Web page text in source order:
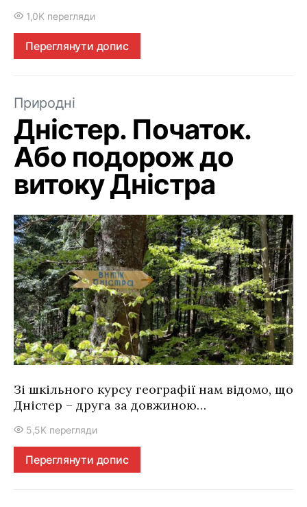
1,0K перегляди
Переглянути допис
Природні
Дністер. Початок.
Або подорож до
витоку Дністра
Зі шкільного курсу географії нам відомо, що
Дністер – друга за довжиною…
5,5K перегляди
Переглянути допис